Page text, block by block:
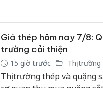
Giá thép hôm nay 7/8:
trường cải thiện
15 giờ trước Thị trường
Thị trường thép và quặng